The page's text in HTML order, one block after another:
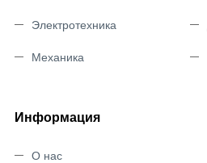
Электротехника
Механика
Информация
О нас